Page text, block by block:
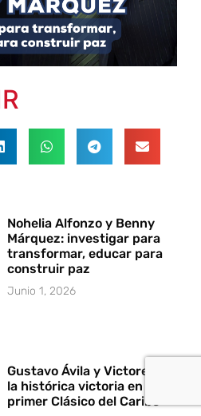
Nohelia Alfonzo y Benny
Márquez: investigar para
transformar, educar para
construir paz
Junio 1, 2026
Gustavo Ávila y Victoreado:
la histórica victoria en el
primer Clásico del Caribe